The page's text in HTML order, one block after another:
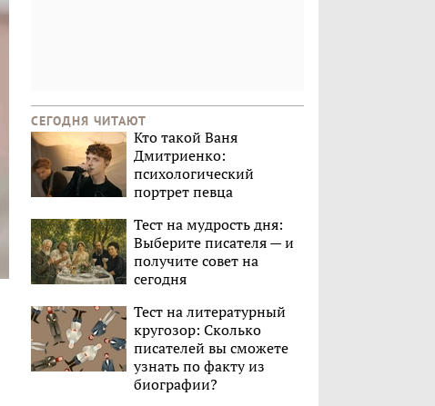
СЕГОДНЯ ЧИТАЮТ
Кто такой Ваня
Дмитриенко:
психологический
портрет певца
Тест на мудрость дня:
Выберите писателя — и
получите совет на
сегодня
Тест на литературный
кругозор: Сколько
писателей вы сможете
узнать по факту из
биографии?